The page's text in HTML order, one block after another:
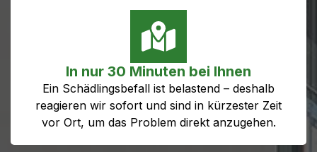
In nur 30 Minuten bei Ihnen
Ein Schädlingsbefall ist belastend – deshalb
reagieren wir sofort und sind in kürzester Zeit
vor Ort, um das Problem direkt anzugehen.